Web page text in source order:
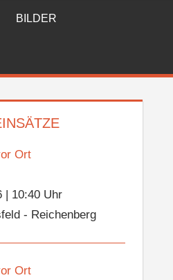
BILDER
Ort
10:40 Uhr
- Reichenberg
Ort